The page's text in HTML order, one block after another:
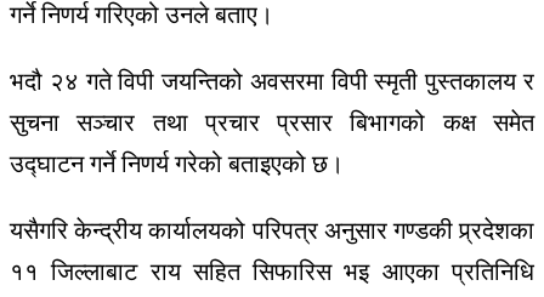
गर्ने निणर्य गरिएको उनले बताए।
भदौ २४ गते विपी जयन्तिको अवसरमा विपी स्मृती पुस्तकालय र
सुचना सञ्चार तथा प्रचार प्रसार बिभागको कक्ष समेत
उद्घाटन गर्ने निणर्य गरेको बताइएको छ।
यसैगरि केन्द्रीय कार्यालयको परिपत्र अनुसार गण्डकी प्र्रदेशका
११ जिल्लाबाट राय सहित सिफारिस भइ आएका प्रतिनिधि